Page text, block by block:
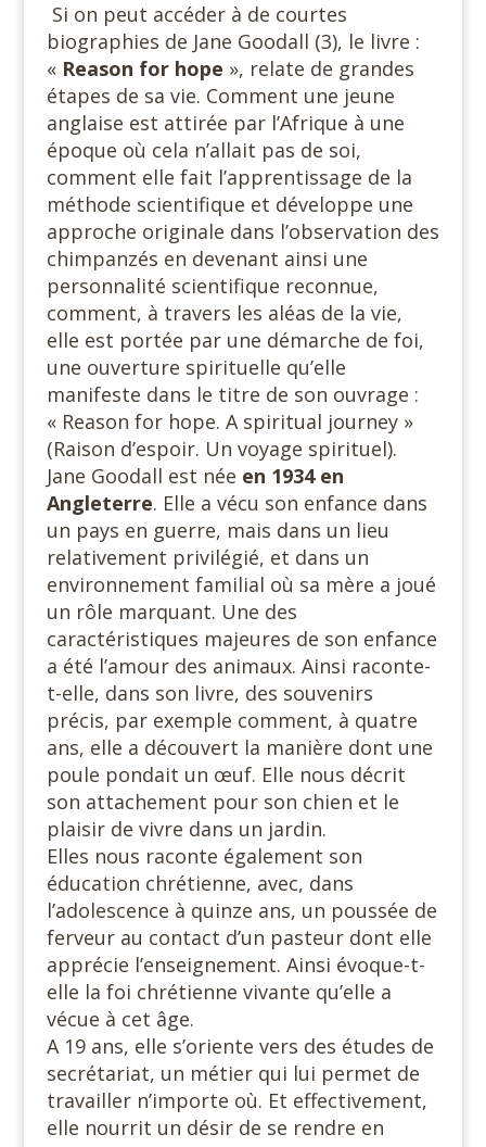
Si on peut accéder à de courtes
biographies de Jane Goodall (3), le livre :
« Reason for hope », relate de grandes
étapes de sa vie. Comment une jeune
anglaise est attirée par l’Afrique à une
époque où cela n’allait pas de soi,
comment elle fait l’apprentissage de la
méthode scientifique et développe une
approche originale dans l’observation des
chimpanzés en devenant ainsi une
personnalité scientifique reconnue,
comment, à travers les aléas de la vie,
elle est portée par une démarche de foi,
une ouverture spirituelle qu’elle
manifeste dans le titre de son ouvrage :
« Reason for hope. A spiritual journey »
(Raison d’espoir. Un voyage spirituel).
Jane Goodall est née en 1934 en
Angleterre. Elle a vécu son enfance dans
un pays en guerre, mais dans un lieu
relativement privilégié, et dans un
environnement familial où sa mère a joué
un rôle marquant. Une des
caractéristiques majeures de son enfance
a été l’amour des animaux. Ainsi raconte-
t-elle, dans son livre, des souvenirs
précis, par exemple comment, à quatre
ans, elle a découvert la manière dont une
poule pondait un œuf. Elle nous décrit
son attachement pour son chien et le
plaisir de vivre dans un jardin.
Elles nous raconte également son
éducation chrétienne, avec, dans
l’adolescence à quinze ans, un poussée de
ferveur au contact d’un pasteur dont elle
apprécie l’enseignement. Ainsi évoque-t-
elle la foi chrétienne vivante qu’elle a
vécue à cet âge.
A 19 ans, elle s’oriente vers des études de
secrétariat, un métier qui lui permet de
travailler n’importe où. Et effectivement,
elle nourrit un désir de se rendre en